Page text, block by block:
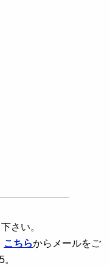
さい。
こちらからメールをご